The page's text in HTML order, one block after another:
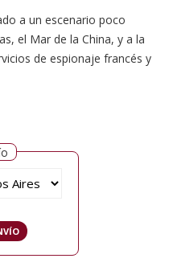
a un escenario poco
el Mar de la China, y a la
de espionaje francés y